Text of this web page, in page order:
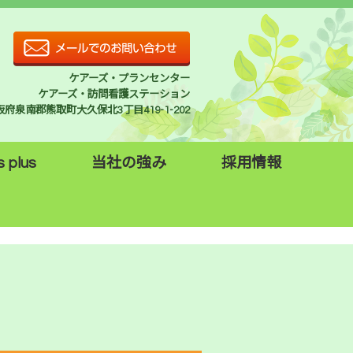
ケアーズ・プランセンター
ケアーズ・訪問看護ステーション
府泉南郡熊取町大久保北3丁目419-1-202
plus 当社の強み 採用情報